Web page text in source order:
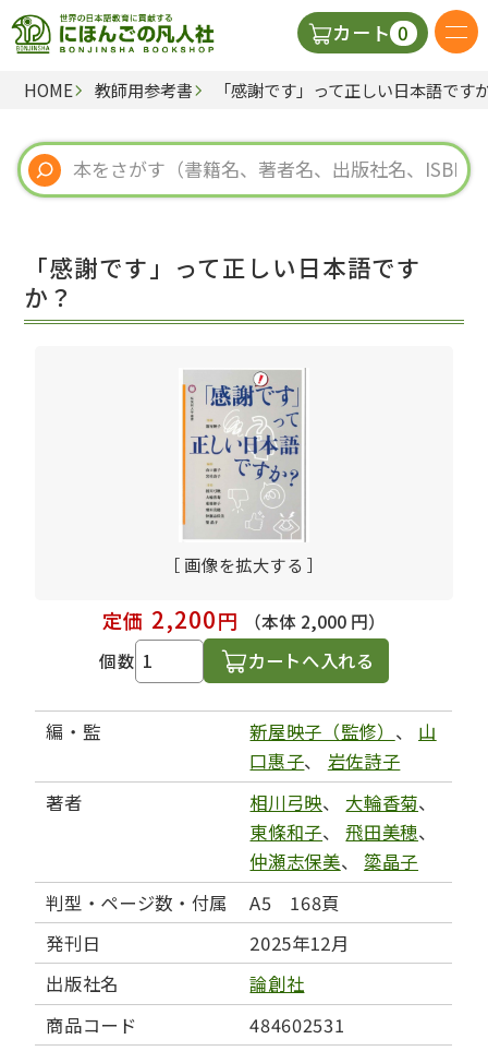
カート 0
日本語の教科書
視聴覚・補助教材
教師用参考書
HOME 教師用参考書 「感謝です」って正しい日本語です
「感謝です」って正しい日本語です
か？
［ 画像を拡大する ］
定価 2,200円
（本体 2,000 円）
個数
カートへ入れる
編・監 新屋映子（監修） 、 山
口惠子、 岩佐詩子
著者
相川弓映、 大輪香菊、
東條和子、飛田美穂、
仲瀬志保美、簗晶子
判型・ページ数・付属
A5 168頁
発刊日
2025年12月
出版社名
論創社
商品コード
484602531